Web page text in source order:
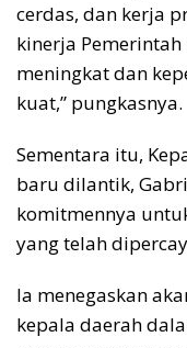
cerdas, dan kerja
kinerja
meningkat dan
kuat,” pungkasnya.
Sementara itu,
baru dilantik,
komitmennya
yang telah
Ia menegaskan
kepala daerah